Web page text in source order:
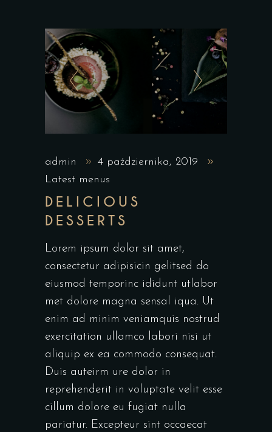
admin
4 października, 2019
Latest menus
DELICIOUS
DESSERTS
Lorem ipsum dolor sit amet,
consectetur adipisicin gelitsed do
eiusmod temporinc ididunt utlabor
met dolore magna sensal iqua. Ut
enim ad minim veniamquis nostrud
exercitation ullamco labori nisi ut
aliquip ex ea commodo consequat.
Duis auteirm ure dolor in
reprehenderit in voluptate velit esse
cillum dolore eu fugiat nulla
pariatur. Excepteur sint occaecat